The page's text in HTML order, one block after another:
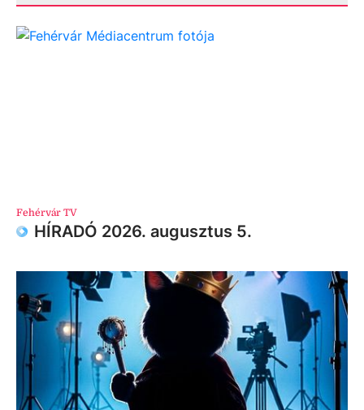
Fehérvár TV
HÍRADÓ 2026. augusztus 5.